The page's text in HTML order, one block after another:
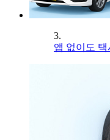
3.
앱 없이도 택